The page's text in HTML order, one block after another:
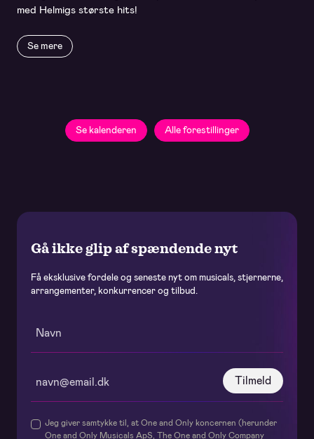
med Helmigs største hits!
Se mere
Se kalenderen Alle forestillinger
Gå ikke glip af spændende nyt
Få eksklusive fordele og seneste nyt om musicals, stjernerne,
arrangementer, konkurrencer og tilbud.
Tilmeld
Jeg giver samtykke til, at One and Only koncernen (herunder
One and Only Musicals ApS, The One and Only Company